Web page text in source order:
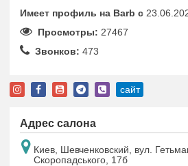
Имеет профиль на Barb c
Просмотры: 27467
Звонков: 473
сайт
Адрес салона
Киев, Шевченковский, вул.
Скоропадського, 17б